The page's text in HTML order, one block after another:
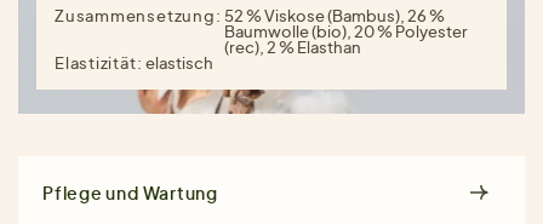
Zusammensetzung: 52 % Viskose (Bambus), 26 %
Baumwolle (bio), 20 % Polyester
(rec), 2 % Elasthan
Elastizität:elastisch
Pflege und Wartung